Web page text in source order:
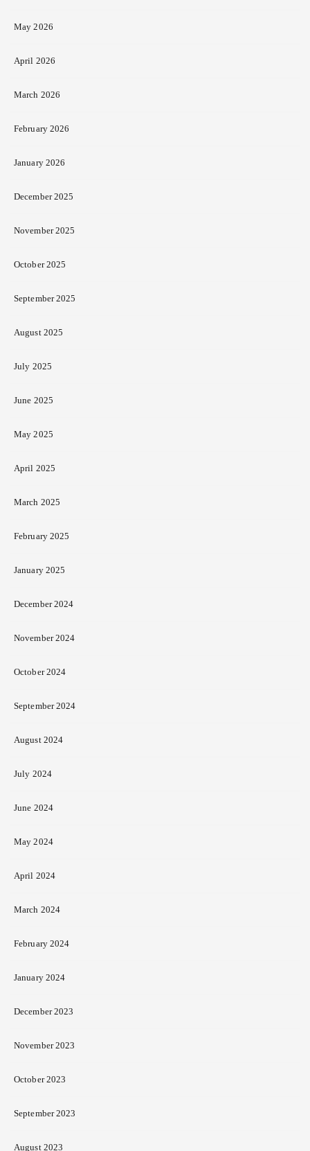
May 2026
April 2026
March 2026
February 2026
January 2026
December 2025
November 2025
October 2025
September 2025
August 2025
July 2025
June 2025
May 2025
April 2025
March 2025
February 2025
January 2025
December 2024
November 2024
October 2024
September 2024
August 2024
July 2024
June 2024
May 2024
April 2024
March 2024
February 2024
January 2024
December 2023
November 2023
October 2023
September 2023
August 2023